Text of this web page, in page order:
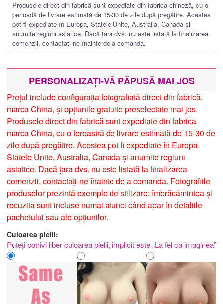
Produsele direct din fabrică sunt expediate din fabrica chineză, cu o
perioadă de livrare estimată de 15-30 de zile după pregătire. Acestea
pot fi expediate în Europa, Statele Unite, Australia, Canada și
anumite regiuni asiatice. Dacă țara dvs. nu este listată la finalizarea
comenzii, contactați-ne înainte de a comanda.
PERSONALIZAȚI-VĂ PĂPUSĂ MAI JOS
Prețul include configurația fotografiată direct din fabrică,
marca China, și opțiunile gratuite preselectate mai jos.
Produsele direct din fabrică sunt expediate din fabrica
marca China, cu o fereastră de livrare estimată de 15-30 de
zile după pregătire. Acestea pot fi expediate în Europa,
Statele Unite, Australia, Canada și anumite regiuni
asiatice. Dacă țara dvs. nu este listată la finalizarea
comenzii, contactați-ne înainte de a comanda. Fotografiile
produselor prezintă exemple de stilizare; îmbrăcămintea și
recuzita sunt incluse numai atunci când apar în detaliile
pachetului sau ale opțiunilor.
Culoarea pielii:
Puteți potrivi liber culoarea pielii, implicit este „La fel ca imaginea”